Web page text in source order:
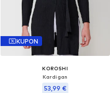
KUPON
KOROSHI
Kardigan
53,99 €